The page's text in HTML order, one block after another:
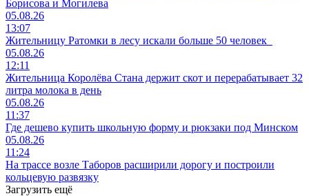
Борисова и Могилева
05.08.26
13:07
Жительницу Ратомки в лесу искали больше 50 человек
05.08.26
12:11
Жительница Королёва Стана держит скот и перерабатывает 32
литра молока в день
05.08.26
11:37
Где дешево купить школьную форму и рюкзаки под Минском
05.08.26
11:24
На трассе возле Таборов расширили дорогу и построили
кольцевую развязку
Загрузить ещё